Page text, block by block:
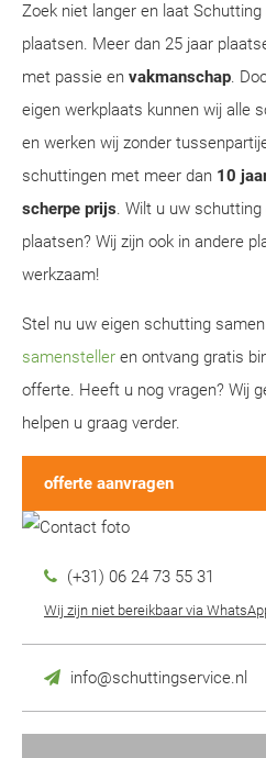
Zoek niet langer en laat
plaatsen. Meer dan 25 jaar
met passie en vakmanschap.
eigen werkplaats kunnen wij alle
en werken wij zonder
schuttingen met meer dan 10
scherpe prijs. Wilt u uw
plaatsen? Wij zijn ook in andere
werkzaam!
Stel nu uw eigen schutting
samensteller en ontvang gratis
offerte. Heeft u nog vragen? Wij
helpen u graag verder.
offerte aanvragen
(+31) 06 24 73 55 31
Wij zijn niet bereikbaar via
info@schuttingservice.nl